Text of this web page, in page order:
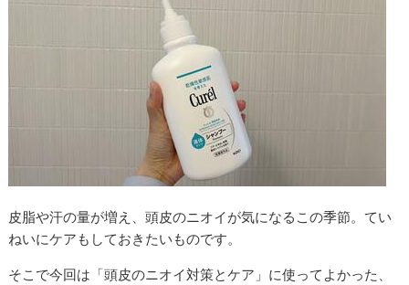
皮脂や汗の量が増え、頭皮のニオイが気になるこの季節。てい
ねいにケアもしておきたいものです。
そこで今回は「頭皮のニオイ対策とケア」に使ってよかった、